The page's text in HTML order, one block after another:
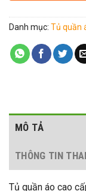
Danh mục: Tủ quần
MÔ TẢ
THÔNG TIN
Tủ quần áo cao